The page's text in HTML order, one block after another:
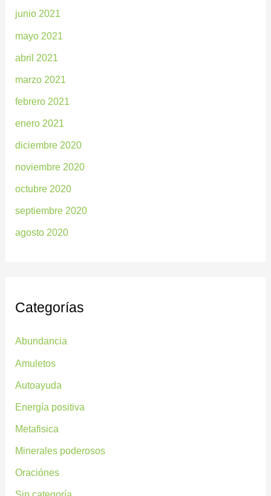
junio 2021
mayo 2021
abril 2021
marzo 2021
febrero 2021
enero 2021
diciembre 2020
noviembre 2020
octubre 2020
septiembre 2020
agosto 2020
Categorías
Abundancia
Amuletos
Autoayuda
Energía positiva
Metafisica
Minerales poderosos
Oraciónes